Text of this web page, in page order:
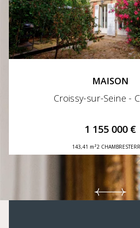
MAISON
Croissy-sur-Seine -
1 155 000 €
143,41 m²2 CHAMBRES